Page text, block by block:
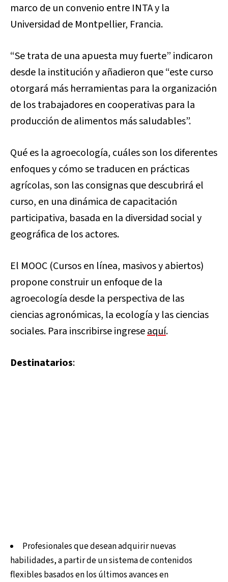
marco de un convenio entre INTA y la
Universidad de Montpellier, Francia.
“Se trata de una apuesta muy fuerte” indicaron
desde la institución y añadieron que “este curso
otorgará más herramientas para la organización
de los trabajadores en cooperativas para la
producción de alimentos más saludables”.
Qué es la agroecología, cuáles son los diferentes
enfoques y cómo se traducen en prácticas
agrícolas, son las consignas que descubrirá el
curso, en una dinámica de capacitación
participativa, basada en la diversidad social y
geográfica de los actores.
El MOOC (Cursos en línea, masivos y abiertos)
propone construir un enfoque de la
agroecología desde la perspectiva de las
ciencias agronómicas, la ecología y las ciencias
sociales. Para inscribirse ingreseaquí.
Destinatarios:
Profesionales que desean adquirir nuevas
habilidades, a partir de un sistema de contenidos
flexibles basados en los últimos avances en